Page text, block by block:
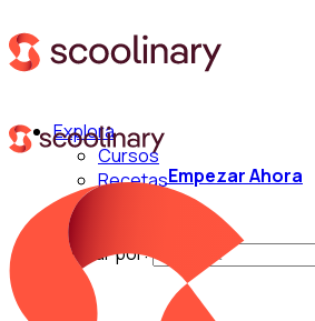
Explora
Cursos
Recetas
Buscar por:
Empezar Ahora